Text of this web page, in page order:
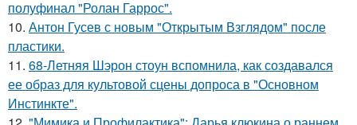
полуфинал "Ролан Гаррос".
10. Антон Гусев с новым "Открытым Взглядом" после
пластики.
11. 68-Летняя Шэрон стоун вспомнила, как создавался
ее образ для культовой сцены допроса в "Основном
Инстинкте".